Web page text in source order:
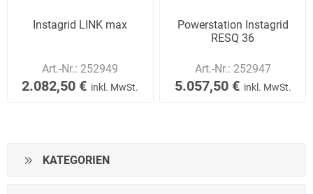
Instagrid LINK max
Art.-Nr.: 252949
2.082,50 € inkl. MwSt.
Powerstation Instagrid
RESQ 36
Art.-Nr.: 252947
5.057,50 € inkl. MwSt.
KATEGORIEN